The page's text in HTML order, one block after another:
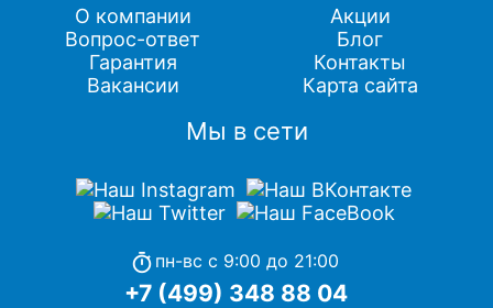
О компании
Вопрос-ответ
Гарантия
Вакансии
Акции
Блог
Контакты
Карта сайта
Мы в сети
timer пн-вс с 9:00 до 21:00
+7 (499) 348 88 04